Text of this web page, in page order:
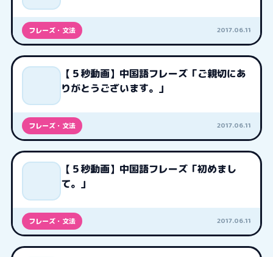
フレーズ・文法 2017.06.11
【５秒動画】中国語フレーズ「ご親切にあ
りがとうございます。」
フレーズ・文法 2017.06.11
【５秒動画】中国語フレーズ「初めまし
て。」
フレーズ・文法 2017.06.11